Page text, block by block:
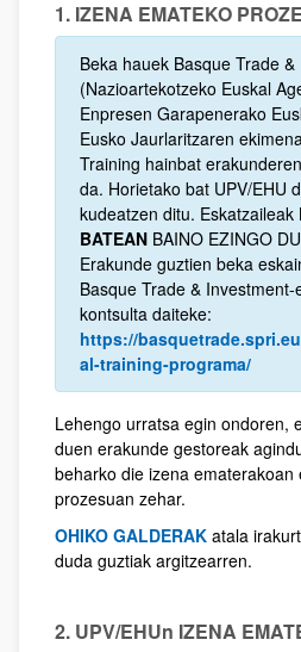
1. IZENA EMATEKO
Beka hauek Basque Trade
(Nazioartekotzeko Euskal
Enpresen Garapenerako
Eusko Jaurlaritzaren
Training hainbat
da. Horietako bat UPV/EHU
kudeatzen ditu. Eskatzaileak
BATEAN BAINO EZINGO
Erakunde guztien beka
Basque Trade &
kontsulta daiteke:
https://
al-training-programa/
Lehengo urratsa egin ondoren,
duen erakunde gestoreak
beharko die izena ematerakoan
prozesuan zehar.
OHIKO GALDERAK atala
duda guztiak argitzearren.
2. UPV/EHUn IZENA